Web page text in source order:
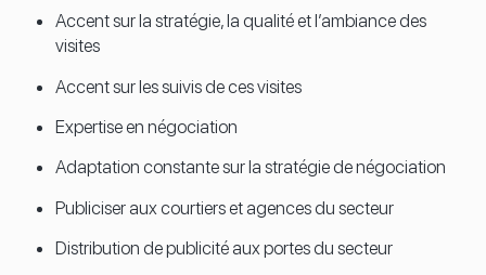
Accent sur la stratégie, la qualité et l’ambiance des
visites
Accent sur les suivis de ces visites
Expertise en négociation
Adaptation constante sur la stratégie de négociation
Publiciser aux courtiers et agences du secteur
Distribution de publicité aux portes du secteur